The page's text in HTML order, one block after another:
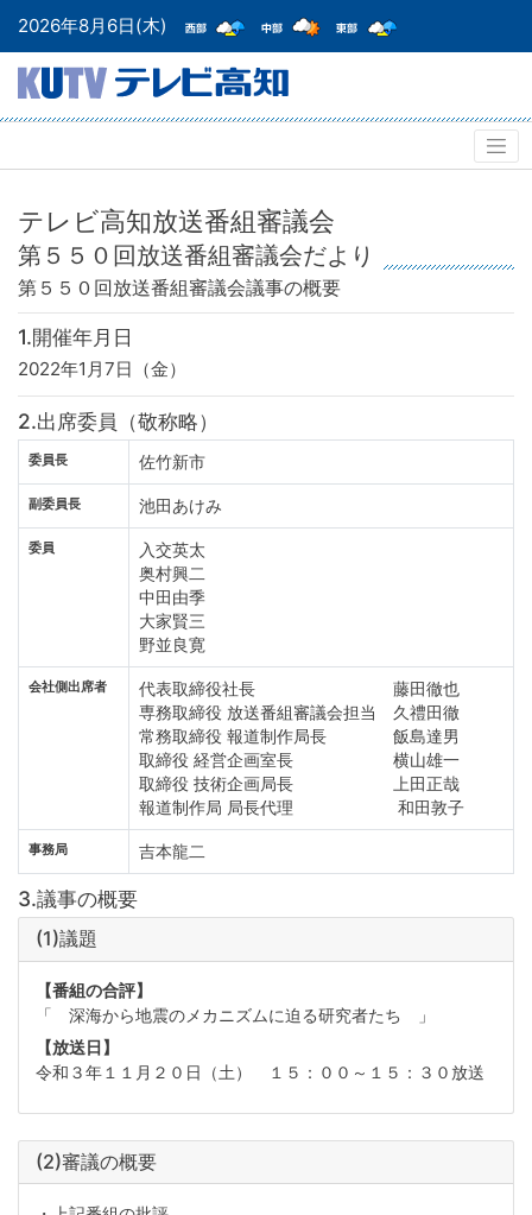
2026年8月6日(木)
テレビ高知放送番組審議会
第５５０回放送番組審議会だより
第５５０回放送番組審議会議事の概要
1.開催年月日
2022年1月7日（金）
2.出席委員（敬称略）
委員長 佐竹新市
副委員長 池田あけみ
委員
入交英太
奥村興二
中田由季
大家賢三
野並良寛
会社側出席者
代表取締役社長 藤田徹也
専務取締役 放送番組審議会担当 久禮田徹
常務取締役 報道制作局長 飯島達男
取締役 経営企画室長 横山雄一
取締役 技術企画局長 上田正哉
報道制作局 局長代理 和田敦子
事務局 吉本龍二
3.議事の概要
(1)議題
【番組の合評】
「 深海から地震のメカニズムに迫る研究者たち 」
【放送日】
令和３年１１月２０日（土） １５：００～１５：３０放送
(2)審議の概要